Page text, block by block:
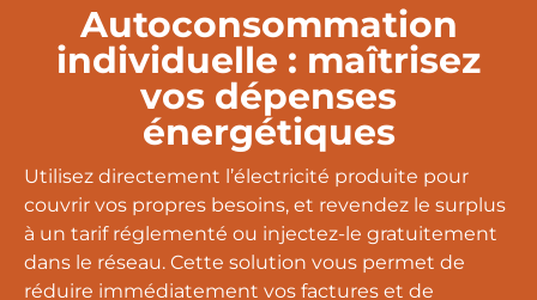
Autoconsommation
individuelle : maîtrisez
vos dépenses
énergétiques
Utilisez directement l’électricité produite pour
couvrir vos propres besoins, et revendez le surplus
à un tarif réglementé ou injectez-le gratuitement
dans le réseau. Cette solution vous permet de
réduire immédiatement vos factures et de